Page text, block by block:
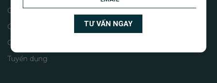
Câu chuyện
Giá trị thương hiệu
Cửa hàng
Tuyển dụng